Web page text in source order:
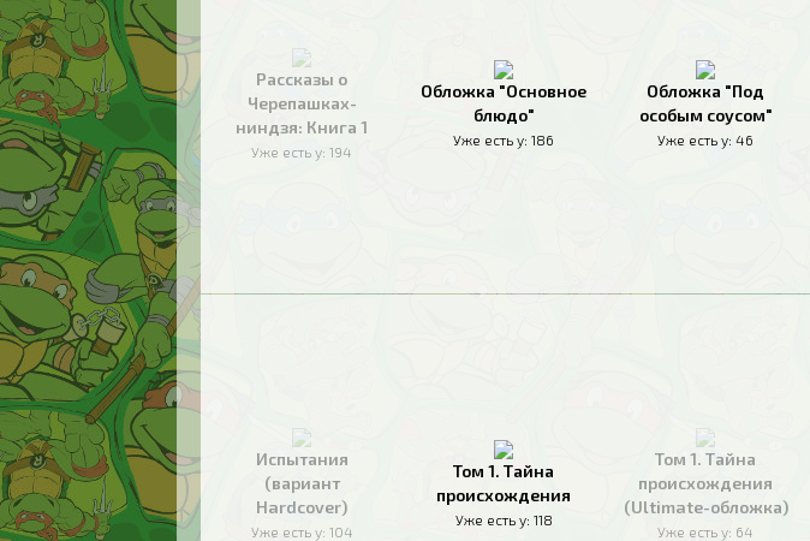
Рассказы о
Черепашках-
ниндзя: Книга 1
Уже есть у: 194
Обложка "Основное
блюдо"
Уже есть у: 186
Обложка "Под
особым соусом"
Уже есть у: 46
Испытания
(вариант
Hardcover)
Уже есть у: 104
Том 1. Тайна
происхождения
Уже есть у: 118
Том 1. Тайна
происхождения
(Ultimate-обложка)
Уже есть у: 64